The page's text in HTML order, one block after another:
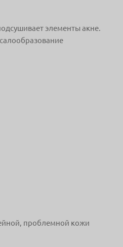
элементы акне.
проблемной кожи